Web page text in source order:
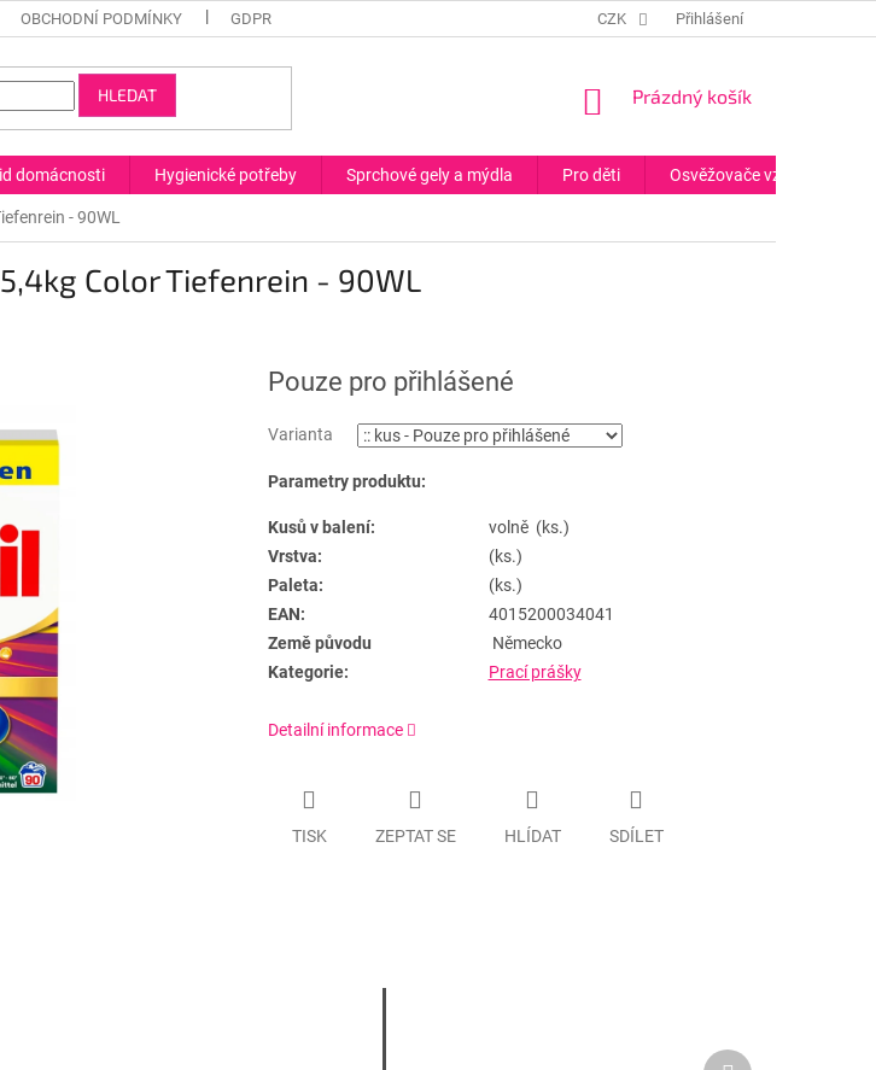
OBCHODNÍ PODMÍNKY GDPR CZK Přihlášení
HLEDAT
NÁKUPNÍ
Prázdný košík
domácnosti Hygienické potřeby Sprchové gely a mýdla Pro děti Osvěžovače vzduchu
- 90WL
Color Tiefenrein - 90WL
Pouze pro přihlášené
Varianta
Parametry produktu:
Kusů v balení:
volně (ks.)
Vrstva:
(ks.)
Paleta:
(ks.)
EAN:
4015200034041
Země původu
Německo
Kategorie:
Prací prášky
Detailní informace
TISK ZEPTAT SE HLÍDAT SDÍLET
Další